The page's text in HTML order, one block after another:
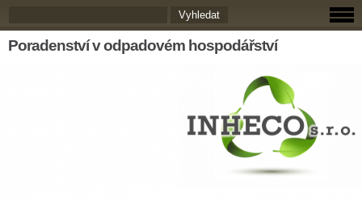
Poradenství v odpadovém hospodářství